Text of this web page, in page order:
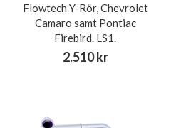
Flowtech Y-Rör, Chevrolet
Camaro samt Pontiac
Firebird. LS1.
2.510 kr